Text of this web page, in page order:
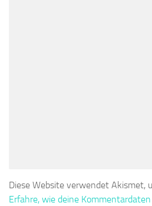
Diese Website verwendet Akismet,
Erfahre, wie deine